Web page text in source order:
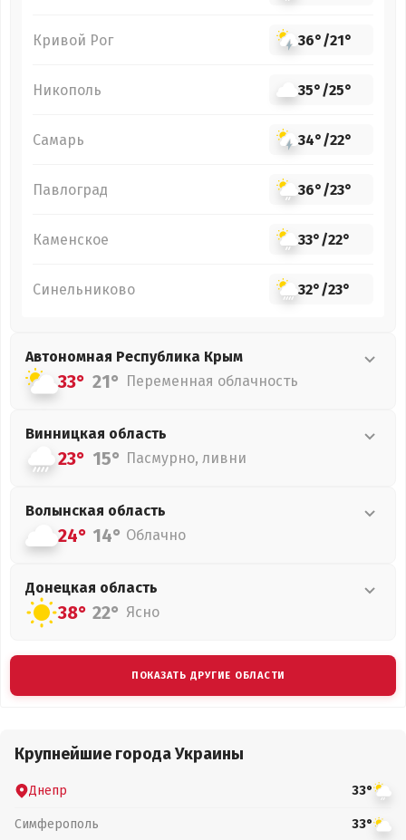
Кривой Рог 36°/21°
Никополь 35°/25°
Самарь 34°/22°
Павлоград 36°/23°
Каменское 33°/22°
Синельниково 32°/23°
Автономная Республика Крым
33° 21° Переменная облачность
Винницкая область
23° 15° Пасмурно, ливни
Волынская область
24° 14° Облачно
Донецкая область
38° 22° Ясно
ПОКАЗАТЬ ДРУГИЕ ОБЛАСТИ
Крупнейшие города Украины
Днепр 33°
Симферополь 33°